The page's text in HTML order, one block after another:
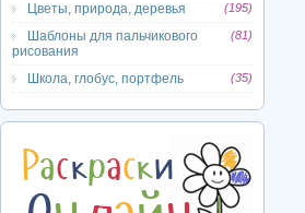
Цветы, природа, деревья (195)
Шаблоны для пальчикового
рисования
(81)
Школа, глобус, портфель (35)